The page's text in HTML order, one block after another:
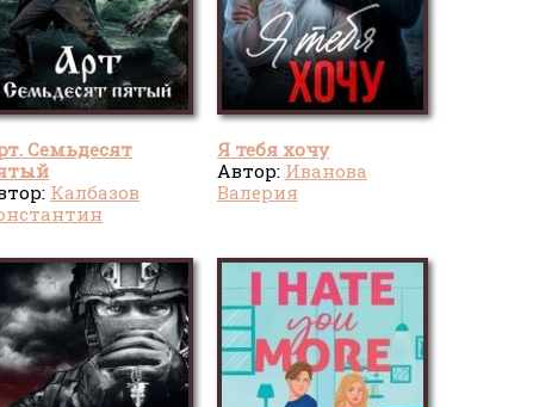
Семьдесят
Калбазов
Я тебя хочу
Автор: Иванова
Валерия